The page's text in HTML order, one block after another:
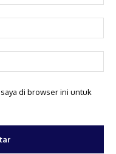
di browser ini untuk